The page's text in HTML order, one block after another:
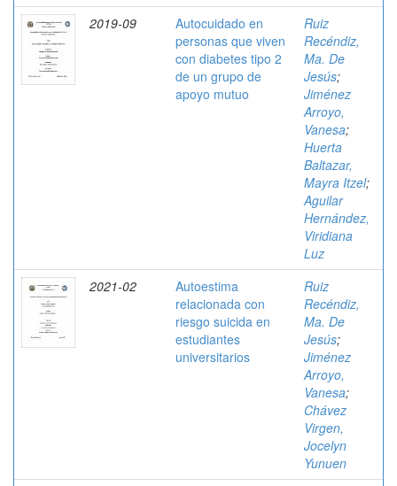
2019-09
Autocuidado en
personas que viven
con diabetes tipo 2
de un grupo de
apoyo mutuo
Ruiz
Recéndiz,
Ma. De
Jesús;
Jiménez
Arroyo,
Vanesa;
Huerta
Baltazar,
Mayra Itzel;
Aguilar
Hernández,
Viridiana
Luz
2021-02
Autoestima
relacionada con
riesgo suicida en
estudiantes
universitarios
Ruiz
Recéndiz,
Ma. De
Jesús;
Jiménez
Arroyo,
Vanesa;
Chávez
Virgen,
Jocelyn
Yunuen